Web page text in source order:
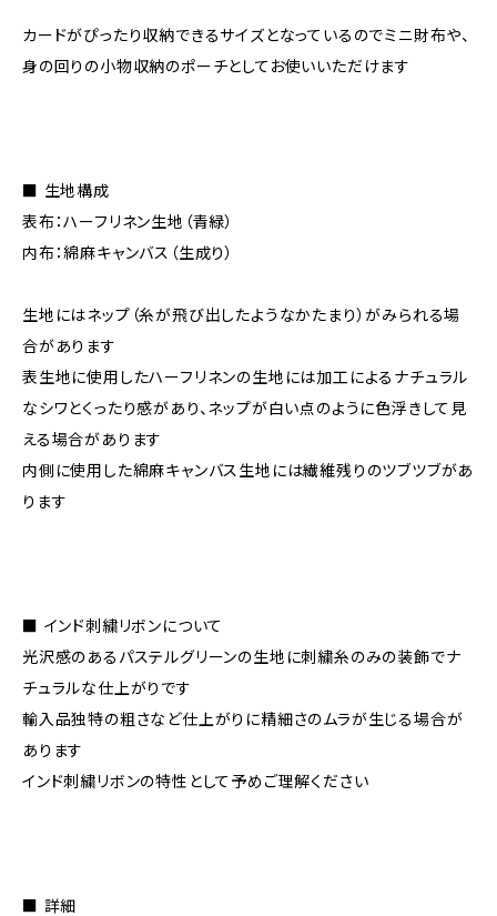
カードがぴったり収納できるサイズとなっているのでミニ財布や、
身の回りの小物収納のポーチとしてお使いいただけます
■ 生地構成
表布：ハーフリネン生地（青緑）
内布：綿麻キャンバス（生成り）
生地にはネップ（糸が飛び出したようなかたまり）がみられる場
合があります
表生地に使用したハーフリネンの生地には加工によるナチュラル
なシワとくったり感があり、ネップが白い点のように色浮きして見
える場合があります
内側に使用した綿麻キャンバス生地には繊維残りのツブツブがあ
ります
■ インド刺繍リボンについて
光沢感のあるパステルグリーンの生地に刺繍糸のみの装飾でナ
チュラルな仕上がりです
輸入品独特の粗さなど仕上がりに精細さのムラが生じる場合が
あります
インド刺繍リボンの特性として予めご理解ください
■ 詳細